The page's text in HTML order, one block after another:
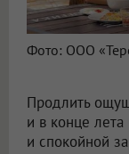
Фото: ООО
Продлить
и в конце
и спокойной